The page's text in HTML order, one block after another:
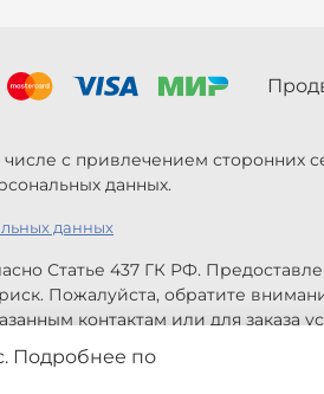
с привлечением сторонних
данных.
данных
Статье 437 ГК РФ.
Пожалуйста, обратите
контактам или для заказа
быть изменены в любое
Подробнее по